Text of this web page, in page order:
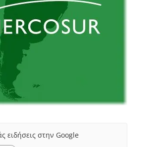
ειδήσεις στην Google